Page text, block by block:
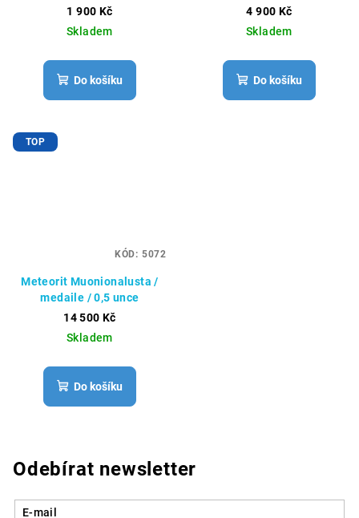
1 900 Kč
Skladem
Do košíku
4 900 Kč
Skladem
Do košíku
TOP
Meteorit Muonionalusta /
medaile / 0,5 unce
14 500 Kč
Skladem
Do košíku
KÓD: 5072
Odebírat newsletter
E-mail